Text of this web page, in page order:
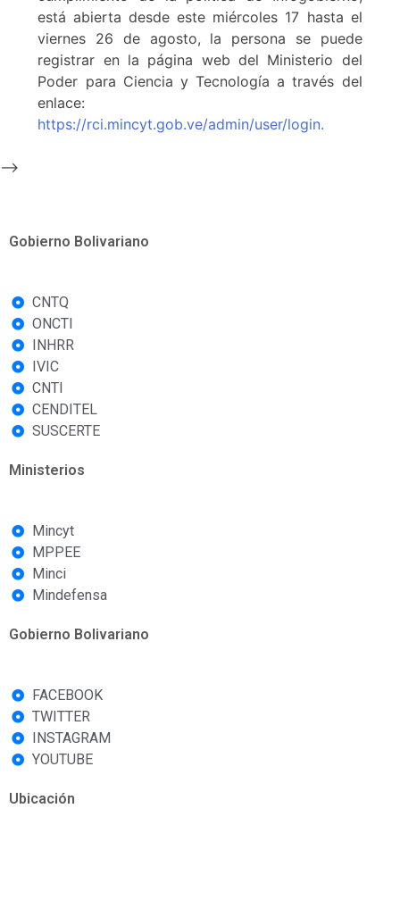
está abierta desde este miércoles 17 hasta el
viernes 26 de agosto, la persona se puede
registrar en la página web del Ministerio del
Poder para Ciencia y Tecnología a través del
enlace:
https://rci.mincyt.gob.ve/admin/user/login.
-->
Gobierno Bolivariano
CNTQ
ONCTI
INHRR
IVIC
CNTI
CENDITEL
SUSCERTE
Ministerios
Mincyt
MPPEE
Minci
Mindefensa
Gobierno Bolivariano
FACEBOOK
TWITTER
INSTAGRAM
YOUTUBE
Ubicación